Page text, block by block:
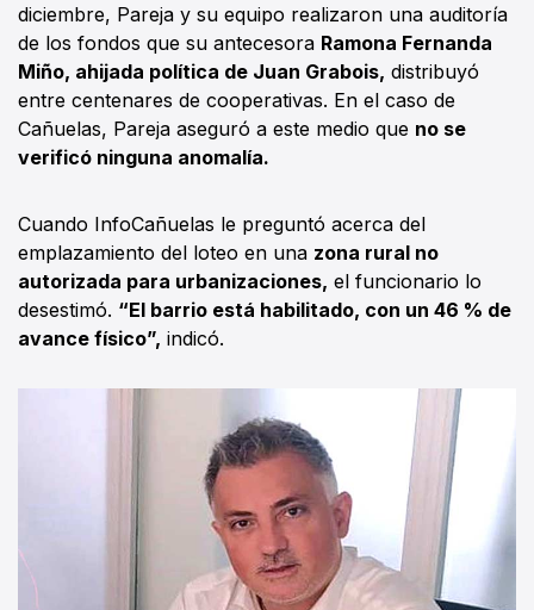
diciembre, Pareja y su equipo realizaron una auditoría
de los fondos que su antecesora Ramona Fernanda
Miño, ahijada política de Juan Grabois, distribuyó
entre centenares de cooperativas. En el caso de
Cañuelas, Pareja aseguró a este medio que no se
verificó ninguna anomalía.
Cuando InfoCañuelas le preguntó acerca del
emplazamiento del loteo en una zona rural no
autorizada para urbanizaciones, el funcionario lo
desestimó. “El barrio está habilitado, con un 46 % de
avance físico”, indicó.